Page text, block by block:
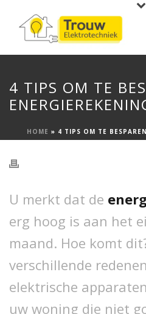
4 TIPS OM TE
HOME » 4 TIPS OM TE
U merkt dat de
erg hoog is aan het
maand. Hoe komt
verschillende
elektrische
uw woning die niet